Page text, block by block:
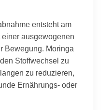
entsteht am
ausgewogenen
Bewegung. Moringa
Stoffwechsel zu
zu reduzieren,
Ernährungs- oder